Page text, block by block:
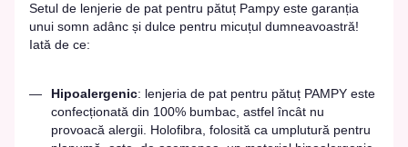
Setul de lenjerie de pat pentru pătuț Pampy este garanția
unui somn adânc și dulce pentru micuțul dumneavoastră!
Iată de ce:
Hipoalergenic: lenjeria de pat pentru pătuț PAMPY este
confecționată din 100% bumbac, astfel încât nu
provoacă alergii. Holofibra, folosită ca umplutură pentru